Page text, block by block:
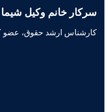
سرکار خانم وکیل
کارشناس ارشد حقوق، عضو